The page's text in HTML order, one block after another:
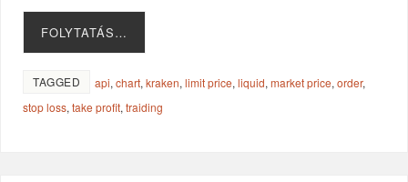
FOLYTATÁS…
TAGGED api,chart,kraken,limit price,liquid,market price,order,
stop loss,take profit,traiding